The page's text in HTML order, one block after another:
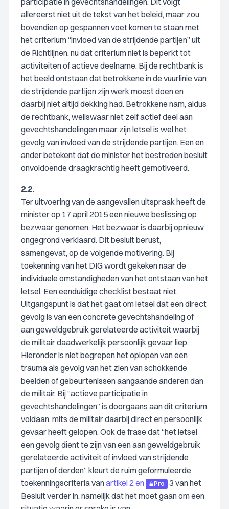
allereerst niet uit de tekst van het beleid, maar zou
bovendien op gespannen voet komen te staan met
het criterium “invloed van de strijdende partijen” uit
de Richtlijnen, nu dat criterium niet is beperkt tot
activiteiten of actieve deelname. Bij de rechtbank is
het beeld ontstaan dat betrokkene in de vuurlinie van
de strijdende partijen zijn werk moest doen en
daarbij niet altijd dekking had. Betrokkene nam, aldus
de rechtbank, weliswaar niet zelf actief deel aan
gevechtshandelingen maar zijn letsel is wel het
gevolg van invloed van de strijdende partijen. Een en
ander betekent dat de minister het bestreden besluit
onvoldoende draagkrachtig heeft gemotiveerd.
2.2.
Ter uitvoering van de aangevallen uitspraak heeft de
minister op 17 april 2015 een nieuwe beslissing op
bezwaar genomen. Het bezwaar is daarbij opnieuw
ongegrond verklaard. Dit besluit berust,
samengevat, op de volgende motivering. Bij
toekenning van het DIG wordt gekeken naar de
individuele omstandigheden van het ontstaan van het
letsel. Een eenduidige checklist bestaat niet.
Uitgangspunt is dat het gaat om letsel dat een direct
gevolg is van een concrete gevechtshandeling of
aan geweldgebruik gerelateerde activiteit waarbij
de militair daadwerkelijk persoonlijk gevaar liep.
Hieronder is niet begrepen het oplopen van een
trauma als gevolg van het zien van schokkende
beelden of gebeurtenissen aangaande anderen dan
de militair. Bij “actieve participatie in
gevechtshandelingen” is doorgaans aan dit criterium
voldaan, mits de militair daarbij direct en persoonlijk
gevaar heeft gelopen. Ook de frase dat “het letsel
een gevolg dient te zijn van een aan geweldgebruik
gerelateerde activiteit of invloed van strijdende
partijen of derden” kleurt de ruim geformuleerde
toekenningscriteria vanartikel 2 en Pro
3 van het
Besluit verder in, namelijk dat het moet gaan om een